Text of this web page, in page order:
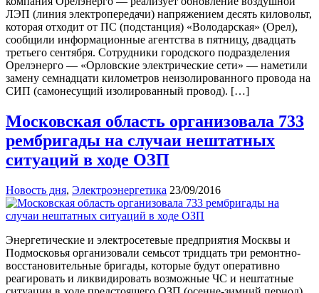
ЛЭП (линия электропередачи) напряжением десять киловольт,
которая отходит от ПС (подстанция) «Володарская» (Орел),
сообщили информационные агентства в пятницу, двадцать
третьего сентября. Сотрудники городского подразделения
Орелэнерго — «Орловские электрические сети» — наметили
замену семнадцати километров неизолированного провода на
СИП (самонесущий изолированный провод). […]
Московская область организовала 733
рембригады на случаи нештатных
ситуаций в ходе ОЗП
Новость дня, Электроэнергетика 23/09/2016
Энергетические и электросетевые предприятия Москвы и
Подмосковья организовали семьсот тридцать три ремонтно-
восстановительные бригады, которые будут оперативно
реагировать и ликвидировать возможные ЧС и нештатные